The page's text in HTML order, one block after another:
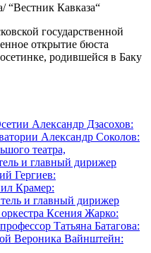
Кавказа“
государственной
открытие бюста
родившейся в Баку
Александр Дзасохов:
Александр Соколов:
театра,
и главный дирижер
Гергиев:
Крамер:
и главный дирижер
Ксения Жарко:
Татьяна Батагова:
Вероника Вайнштейн: